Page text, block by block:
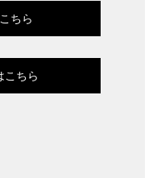
ちら
こちら